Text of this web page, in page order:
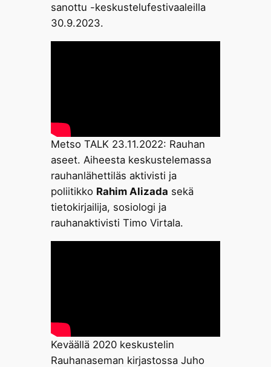
sanottu -keskustelufestivaaleilla
30.9.2023.
Metso TALK 23.11.2022: Rauhan
aseet. Aiheesta keskustelemassa
rauhanlähettiläs aktivisti ja
poliitikko Rahim Alizada sekä
tietokirjailija, sosiologi ja
rauhanaktivisti Timo Virtala.
Keväällä 2020 keskustelin
Rauhanaseman kirjastossa Juho